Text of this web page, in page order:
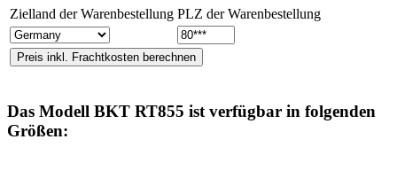
Zielland der Warenbestellung PLZ der Warenbestellung
Das Modell BKT RT855 ist verfügbar in folgenden
Größen: